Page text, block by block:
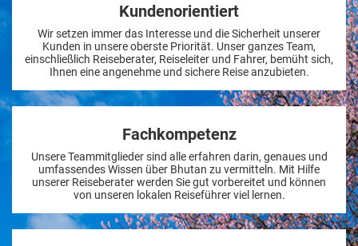
Kundenorientiert
Wir setzen immer das Interesse und die Sicherheit unserer
Kunden in unsere oberste Priorität. Unser ganzes Team,
einschließlich Reiseberater, Reiseleiter und Fahrer, bemüht sich,
Ihnen eine angenehme und sichere Reise anzubieten.
Fachkompetenz
Unsere Teammitglieder sind alle erfahren darin, genaues und
umfassendes Wissen über Bhutan zu vermitteln. Mit Hilfe
unserer Reiseberater werden Sie gut vorbereitet und können
von unseren lokalen Reiseführer viel lernen.